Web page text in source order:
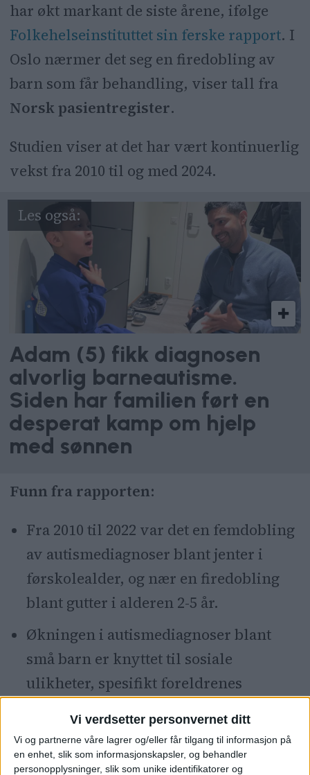
Vi verdsetter personvernet ditt
Vi og partnerne våre lagrer og/eller får tilgang til informasjon på
en enhet, slik som informasjonskapsler, og behandler
personopplysninger, slik som unike identifikatorer og
har økt markant de siste årene, ifølge
Folkehelseinstituttet sin ferske rapport. I
Oslo nærmer det seg en firedobling av
barn som får behandling, viser tall fra
Norsk pasientregister.
Studien viser at det har vært kontinuerlig
vekst fra 2010 til og med 2024.
Adam (5) fikk diagnosen
alvorlig barneautisme.
Siden har familien ført en
desperat kamp om hjelp
med sønnen
Funn fra rapporten:
Fra 2010 til 2022 var det en femdobling
av autismediagnoser blant jenter i
førskolealder, og nær en firedobling
blant gutter i alderen 2-5 år.
Økningen i autismediagnoser blant
små barn er knyttet til sosiale
ulikheter, spesifikt foreldrenes
innvandringsbakgrunn.
Det er store geografiske og sosiale